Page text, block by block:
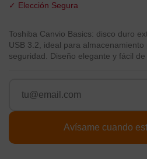
✓ Elección Segura
Toshiba Canvio Basics: disco duro
USB 3.2, ideal para
seguridad. Diseño elegante y fácil de